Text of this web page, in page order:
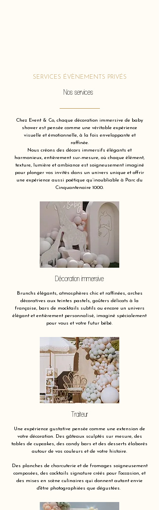
SERVICES ÉVÈNEMENTS PRIVÉS
Nos services
Chez Event & Co, chaque décoration immersive de baby
shower est pensée comme une véritable expérience
visuelle et émotionnelle, à la fois enveloppante et
raffinée.
Nous créons des décors immersifs élégants et
harmonieux, entièrement sur-mesure, où chaque élément,
texture, lumière et ambiance est soigneusement imaginé
pour plonger vos invités dans un univers unique et offrir
une expérience aussi poétique qu’inoubliable à Parc du
Cinquantenaire 1000.
Décoration immersive
Brunchs élégants, atmosphères chic et raffinées, arches
décoratives aux teintes pastels, goûters délicats à la
française, bars de mocktails subtils ou encore un univers
élégant et entièrement personnalisé, imaginé spécialement
pour vous et votre futur bébé.
Traiteur
Une expérience gustative pensée comme une extension de
votre décoration. Des gâteaux sculptés sur mesure, des
tables de cupcakes, des candy bars et des desserts élaborés
autour de vos couleurs et de votre histoire.
Des planches de charcuterie et de fromages soigneusement
composées, des cocktails signature créés pour l'occasion, et
des mises en scène culinaires qui donnent autant envie
d'être photographiées que dégustées.